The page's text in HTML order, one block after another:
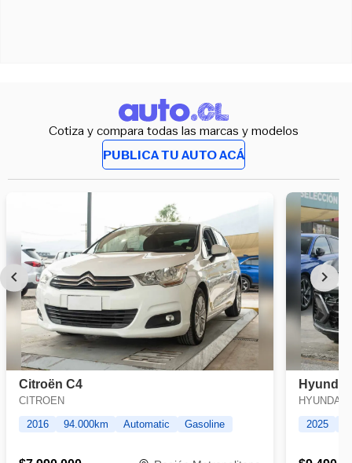
Cotiza y compara todas las marcas y modelos
PUBLICA TU AUTO ACÁ